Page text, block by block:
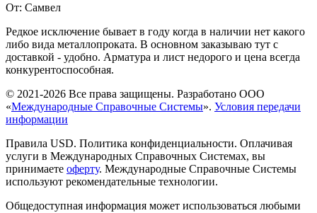
От: Самвел
Редкое исключение бывает в году когда в наличии нет какого
либо вида металлопроката. В основном заказываю тут с
доставкой - удобно. Арматура и лист недорого и цена всегда
конкурентоспособная.
© 2021-2026 Все права защищены. Разработано ООО
«Международные Справочные Системы». Условия передачи
информации
Правила USD. Политика конфиденциальности. Оплачивая
услуги в Международных Справочных Системах, вы
принимаете оферту. Международные Справочные Системы
используют рекомендательные технологии.
Общедоступная информация может использоваться любыми